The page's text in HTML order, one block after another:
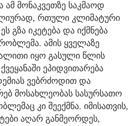
ამ მონაკვეთზე საკმაოდ
რთული კლიმატური
გზა იკეტება და იქმნება
ამის ყველაზე
იყო გასული წლის
ეპიდვითარება
ვებრძოდით და
მოსახლეობას სასურსათო
კი შეექმნა. იმისათვის,
აღარ განმეორდეს,